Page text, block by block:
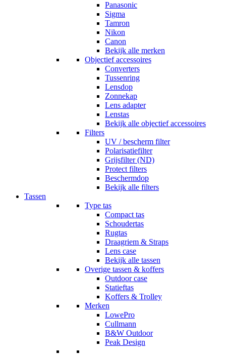
Panasonic
Sigma
Tamron
Nikon
Canon
Bekijk alle merken
Objectief accessoires
Converters
Tussenring
Lensdop
Zonnekap
Lens adapter
Lenstas
Bekijk alle objectief accessoires
Filters
UV / bescherm filter
Polarisatiefilter
Grijsfilter (ND)
Protect filters
Beschermdop
Bekijk alle filters
Tassen
Type tas
Compact tas
Schoudertas
Rugtas
Draagriem & Straps
Lens case
Bekijk alle tassen
Overige tassen & koffers
Outdoor case
Statieftas
Koffers & Trolley
Merken
LowePro
Cullmann
B&W Outdoor
Peak Design